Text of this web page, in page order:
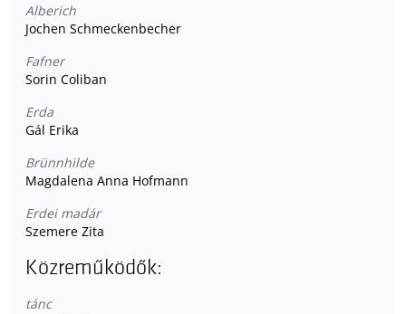
Alberich
Jochen Schmeckenbecher
Fafner
Sorin Coliban
Erda
Gál Erika
Brünnhilde
Magdalena Anna Hofmann
Erdei madár
Szemere Zita
Közreműködők:
tánc